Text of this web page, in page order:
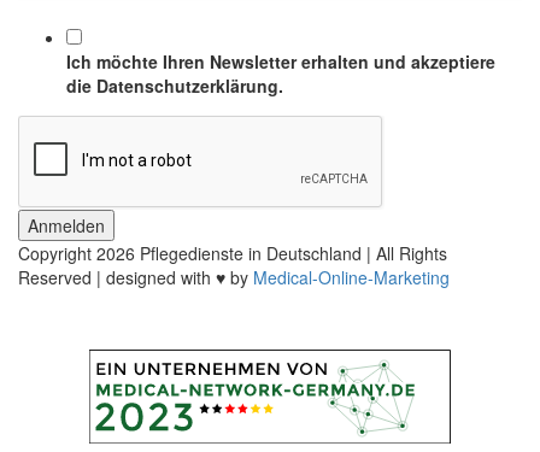
Ich möchte Ihren Newsletter erhalten und akzeptiere
die Datenschutzerklärung.
Anmelden
Copyright 2026 Pflegedienste in Deutschland | All Rights
Reserved | designed with ♥ by Medical-Online-Marketing